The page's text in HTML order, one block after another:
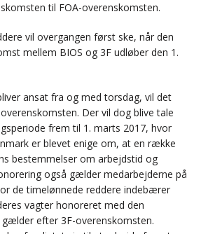
til FOA-overenskomsten.
vil overgangen først ske, når den
mellem BIOS og 3F udløber den 1.
ansat fra og med torsdag, vil det
Der vil dog blive tale
frem til 1. marts 2017, hvor
er blevet enige om, at en række
bestemmelser om arbejdstid og
også gælder medarbejderne på
de timelønnede reddere indebærer
vagter honoreret med den
efter 3F-overenskomsten.